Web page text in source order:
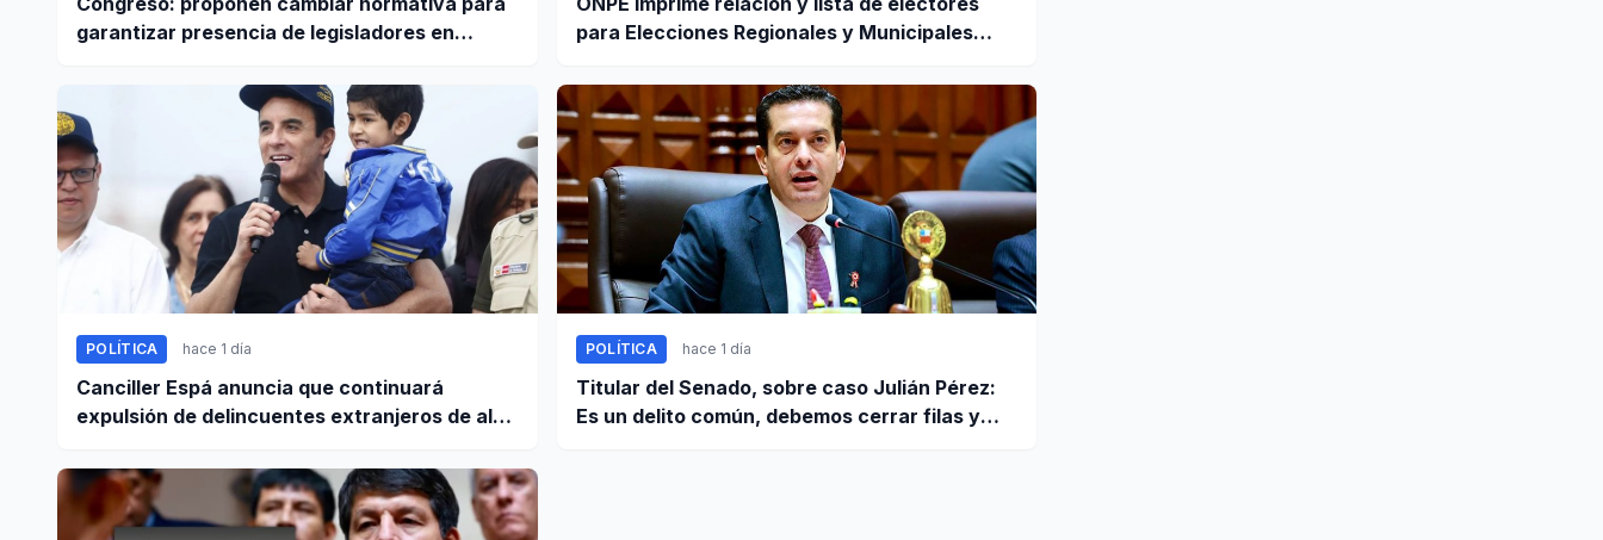
garantizar presencia de legisladores en
para Elecciones Regionales y Municipales
POLÍTICA hace 1 día
Canciller Espá anuncia que continuará
expulsión de delincuentes extranjeros de alta
POLÍTICA hace 1 día
Titular del Senado, sobre caso Julián Pérez:
Es un delito común, debemos cerrar filas y